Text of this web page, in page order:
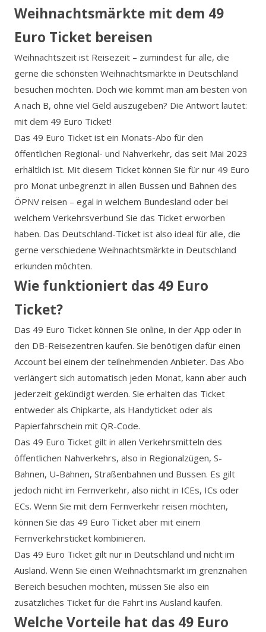
Weihnachtsmärkte mit dem 49
Euro Ticket bereisen
Weihnachtszeit ist Reisezeit – zumindest für alle, die
gerne die schönsten Weihnachtsmärkte in Deutschland
besuchen möchten. Doch wie kommt man am besten von
A nach B, ohne viel Geld auszugeben? Die Antwort lautet:
mit dem 49 Euro Ticket!
Das 49 Euro Ticket ist ein Monats-Abo für den
öffentlichen Regional- und Nahverkehr, das seit Mai 2023
erhältlich ist. Mit diesem Ticket können Sie für nur 49 Euro
pro Monat unbegrenzt in allen Bussen und Bahnen des
ÖPNV reisen – egal in welchem Bundesland oder bei
welchem Verkehrsverbund Sie das Ticket erworben
haben. Das Deutschland-Ticket ist also ideal für alle, die
gerne verschiedene Weihnachtsmärkte in Deutschland
erkunden möchten.
Wie funktioniert das 49 Euro
Ticket?
Das 49 Euro Ticket können Sie online, in der App oder in
den DB-Reisezentren kaufen. Sie benötigen dafür einen
Account bei einem der teilnehmenden Anbieter. Das Abo
verlängert sich automatisch jeden Monat, kann aber auch
jederzeit gekündigt werden. Sie erhalten das Ticket
entweder als Chipkarte, als Handyticket oder als
Papierfahrschein mit QR-Code.
Das 49 Euro Ticket gilt in allen Verkehrsmitteln des
öffentlichen Nahverkehrs, also in Regionalzügen, S-
Bahnen, U-Bahnen, Straßenbahnen und Bussen. Es gilt
jedoch nicht im Fernverkehr, also nicht in ICEs, ICs oder
ECs. Wenn Sie mit dem Fernverkehr reisen möchten,
können Sie das 49 Euro Ticket aber mit einem
Fernverkehrsticket kombinieren.
Das 49 Euro Ticket gilt nur in Deutschland und nicht im
Ausland. Wenn Sie einen Weihnachtsmarkt im grenznahen
Bereich besuchen möchten, müssen Sie also ein
zusätzliches Ticket für die Fahrt ins Ausland kaufen.
Welche Vorteile hat das 49 Euro